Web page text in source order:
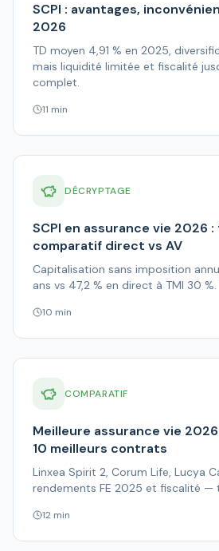
SCPI : avantages,
2026
TD moyen 4,91 % en 2025,
mais liquidité limitée et fiscalité
complet.
11 min
DÉCRYPTAGE
SCPI en assurance vie 2026
comparatif direct vs AV
Capitalisation sans imposition
ans vs 47,2 % en direct à TMI 30
10 min
COMPARATIF
Meilleure assurance vie
10 meilleurs contrats
Linxea Spirit 2, Corum Life, Lucya
rendements FE 2025 et fiscalité —
12 min